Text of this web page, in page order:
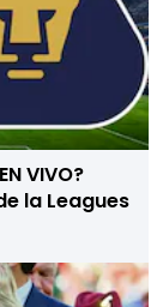
VIVO?
la Leagues